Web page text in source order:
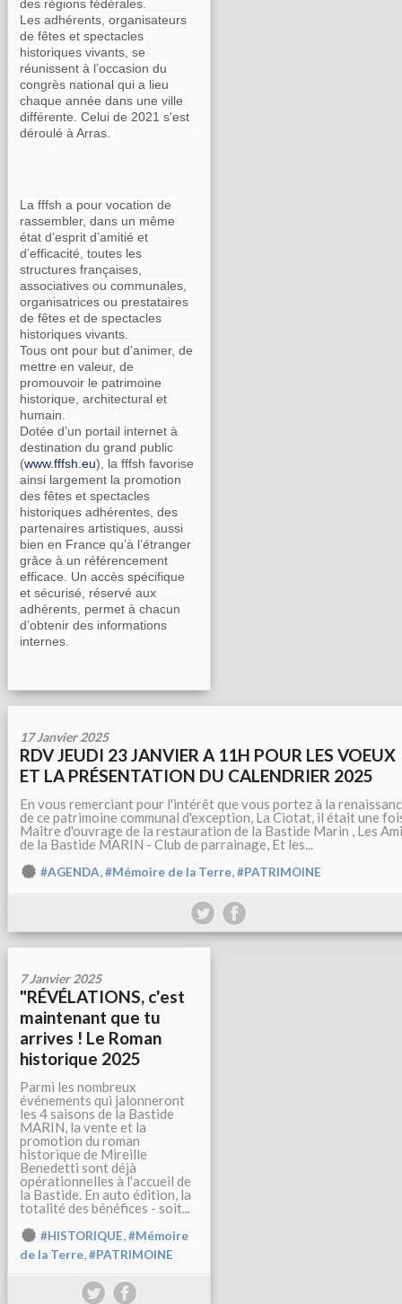
des régions fédérales.
Les adhérents, organisateurs
de fêtes et spectacles
historiques vivants, se
réunissent à l’occasion du
congrès national qui a lieu
chaque année dans une ville
différente. Celui de 2021 s'est
déroulé à Arras.
La fffsh a pour vocation de
rassembler, dans un même
état d’esprit d’amitié et
d’efficacité, toutes les
structures françaises,
associatives ou communales,
organisatrices ou prestataires
de fêtes et de spectacles
historiques vivants.
Tous ont pour but d’animer, de
mettre en valeur, de
promouvoir le patrimoine
historique, architectural et
humain.
Dotée d’un portail internet à
destination du grand public
(www.fffsh.eu), la fffsh favorise
ainsi largement la promotion
des fêtes et spectacles
historiques adhérentes, des
partenaires artistiques, aussi
bien en France qu’à l’étranger
grâce à un référencement
efficace. Un accès spécifique
et sécurisé, réservé aux
adhérents, permet à chacun
d’obtenir des informations
internes.
17 Janvier 2025
RDV JEUDI 23 JANVIER A 11H POUR LES VOEUX
ET LA PRÉSENTATION DU CALENDRIER 2025
En vous remerciant pour l'intérêt que vous portez à la
de ce patrimoine communal d'exception, La Ciotat, il était une
Maître d'ouvrage de la restauration de la Bastide Marin , Les
de la Bastide MARIN - Club de parrainage, Et les...
#AGENDA,#Mémoire de la Terre,#PATRIMOINE
7 Janvier 2025
"RÉVÉLATIONS, c'est
maintenant que tu
arrives ! Le Roman
historique 2025
Parmi les nombreux
événements qui jalonneront
les 4 saisons de la Bastide
MARIN, la vente et la
promotion du roman
historique de Mireille
Benedetti sont déjà
opérationnelles à l'accueil de
la Bastide. En auto édition, la
totalité des bénéfices - soit...
#HISTORIQUE,#Mémoire
de la Terre,#PATRIMOINE